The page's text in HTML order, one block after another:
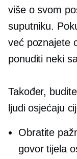
više o svom
suputniku.
već poznajete
ponuditi neki
Također,
ljudi osjećaju
Obratite
govor tijela